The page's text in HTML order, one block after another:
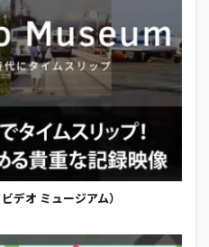
デオ ミュージアム）